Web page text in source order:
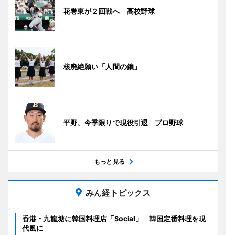
花巻東が２回戦へ 高校野球
核廃絶願い「人間の鎖」
平野、今季限りで現役引退 プロ野球
もっと見る
みん経トピックス
香港・九龍塘に韓国料理店「Social」 韓国定番料理を現
代風に